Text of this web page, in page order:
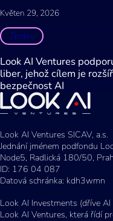
Květen 29, 2026
Zprávy
Look AI Ventures
liber, jehož cílem je
bezpečnost AI
Look AI Ventures SICAV, a.s.
Jednání jménem podfondu
Node5, Radlická 180/50,
ID: 176 04 087
Datová schránka: kdh3wmn
Look AI Investments (dříve
Look AI Ventures, která řídí